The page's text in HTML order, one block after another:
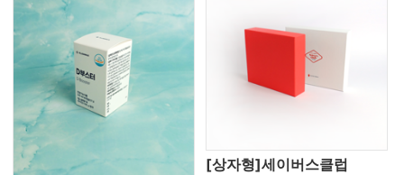
[상자형]세이버스클럽